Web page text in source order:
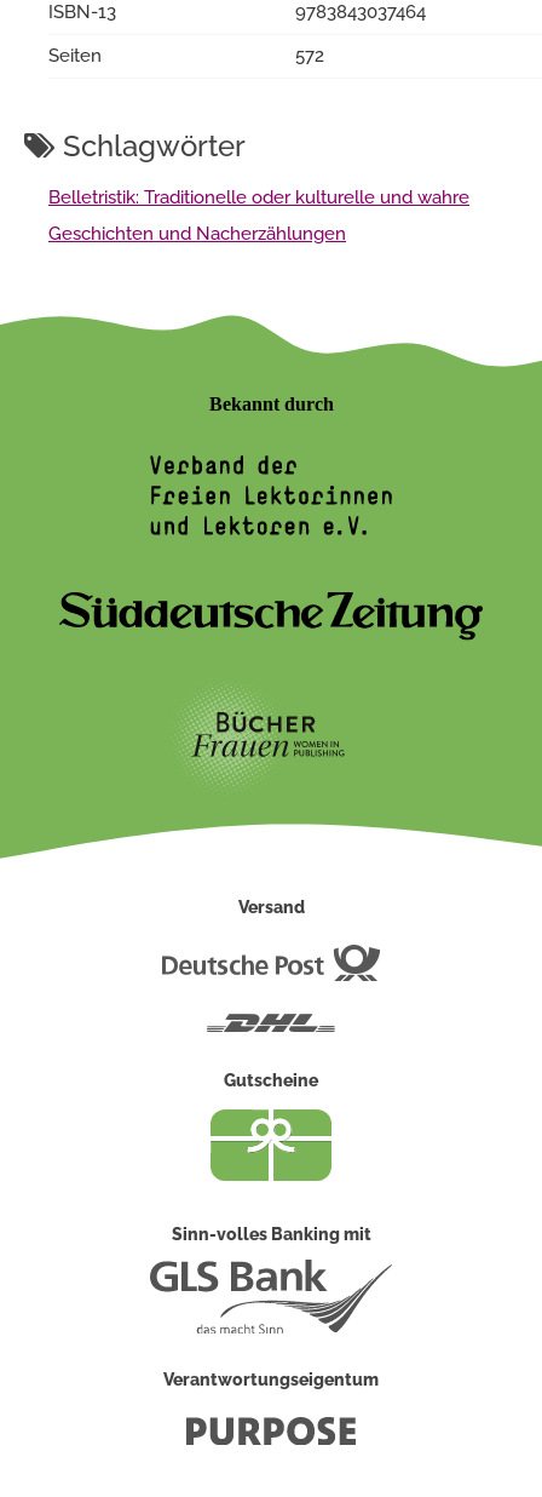
ISBN-13
9783843037464
Seiten
572
Schlagwörter
Belletristik: Traditionelle oder kulturelle und wahre
Geschichten und Nacherzählungen
Bekannt durch
Versand
Gutscheine
Sinn-volles Banking mit
Verantwortungseigentum